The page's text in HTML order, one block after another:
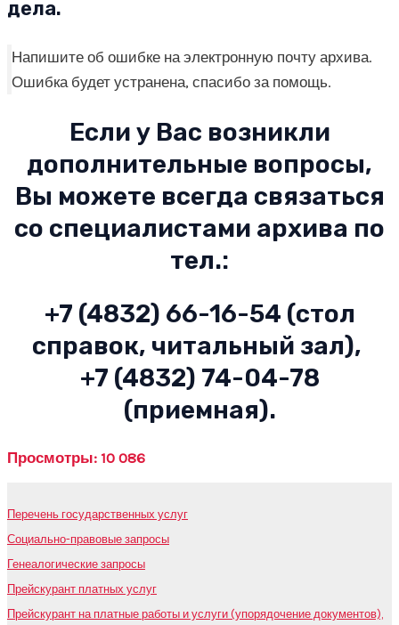
дела.
Напишите об ошибке на электронную почту архива.
Ошибка будет устранена, спасибо за помощь.
Если у Вас возникли
дополнительные вопросы,
Вы можете всегда связаться
со специалистами архива по
тел.:
+7 (4832) 66-16-54 (стол
справок, читальный зал),
+7 (4832) 74-04-78
(приемная).
Просмотры: 10 086
Перечень государственных услуг
Социально-правовые запросы
Генеалогические запросы
Прейскурант платных услуг
Прейскурант на платные работы и услуги (упорядочение документов),